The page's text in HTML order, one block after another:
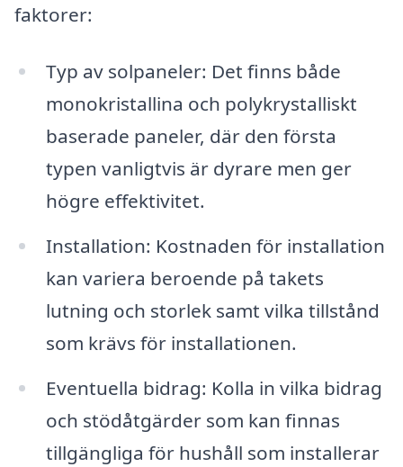
faktorer:
Typ av solpaneler: Det finns både
monokristallina och polykrystalliskt
baserade paneler, där den första
typen vanligtvis är dyrare men ger
högre effektivitet.
Installation: Kostnaden för installation
kan variera beroende på takets
lutning och storlek samt vilka tillstånd
som krävs för installationen.
Eventuella bidrag: Kolla in vilka bidrag
och stödåtgärder som kan finnas
tillgängliga för hushåll som installerar